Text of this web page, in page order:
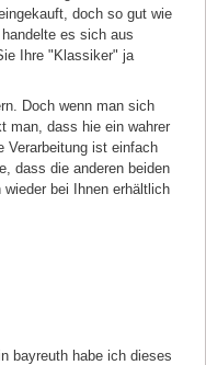
doch so gut wie
es sich aus
Ihre "Klassiker" ja
Doch wenn man sich
man, dass hie ein wahrer
Verarbeitung ist einfach
dass die anderen beiden
bei Ihnen erhältlich
bayreuth habe ich dieses